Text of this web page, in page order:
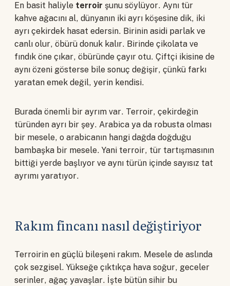
En basit haliyle terroir şunu söylüyor. Aynı tür
kahve ağacını al, dünyanın iki ayrı köşesine dik, iki
ayrı çekirdek hasat edersin. Birinin asidi parlak ve
canlı olur, öbürü donuk kalır. Birinde çikolata ve
fındık öne çıkar, öbüründe çayır otu. Çiftçi ikisine de
aynı özeni gösterse bile sonuç değişir, çünkü farkı
yaratan emek değil, yerin kendisi.
Burada önemli bir ayrım var. Terroir, çekirdeğin
türünden ayrı bir şey. Arabica ya da robusta olması
bir mesele, o arabicanın hangi dağda doğduğu
bambaşka bir mesele. Yani terroir, tür tartışmasının
bittiği yerde başlıyor ve aynı türün içinde sayısız tat
ayrımı yaratıyor.
Rakım fincanı nasıl değiştiriyor
Terroirin en güçlü bileşeni rakım. Mesele de aslında
çok sezgisel. Yükseğe çıktıkça hava soğur, geceler
serinler, ağaç yavaşlar. İşte bütün sihir bu